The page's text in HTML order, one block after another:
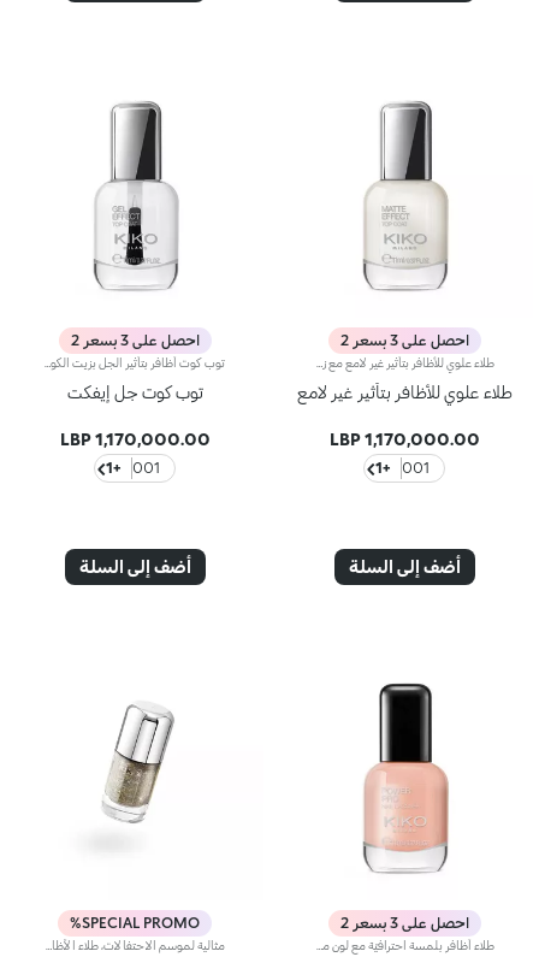
احصل على 3 بسعر 2
طلاء علوي للأظافر بتأثير غير لامع
1,170,000.00 LBP
001
+1
أضف إلى السلة
احصل على 3 بسعر 2
توب كوت جل إيفكت
1,170,000.00 LBP
001
+1
أضف إلى السلة
احصل على 3 بسعر 2 SPECIAL PROMO%